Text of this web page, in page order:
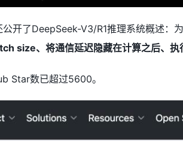
开了DeepSeek-V3/R1推理系统概述：
size、将通信延迟隐藏在计算之后、执
Star数已超过5600。